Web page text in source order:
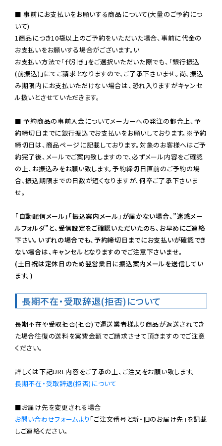
■ 事前にお支払いをお願いする商品について(大量のご予約につ
いて)
1商品につき10袋以上のご予約をいただいた場合、事前に代金の
お支払いをお願いする場合がございます。い
お支払い方法で「代引き」をご選択いただいた際でも、「銀行振込
(前振込)」にてご請求となりますので、ご了承下さいませ。尚、振込
み期限内にお支払いただけない場合は、恐れ入りますがキャンセ
ル扱いとさせていただきます。
■ 予約商品の事前入金についてメーカーへの発注の都合上、予
約締切日までに銀行振込でお支払いをお願いしております。※予約
締切日は、商品ページに記載しております。対象のお客様へはご予
約完了後、メールでご案内致しますので、必ずメール内容をご確認
の上、お振込みをお願い致します。予約締切日直前のご予約の場
合、振込期限までの日数が短くなりますが、何卒ご了承下さいま
せ。
「自動配信メール」「振込案内メール」が届かない場合、”迷惑メー
ルフォルダ”と、受信設定をご確認いただいたのち、お早めにご連絡
下さい。いずれの場合でも、予約締切日までにお支払いが確認でき
ない場合は、キャンセルとなりますのでご注意下さいませ。
(土日祝は定休日のため翌営業日に振込案内メールを送信してい
ます。)
長期不在・受取辞退(拒否)について
長期不在や受取拒否(拒否)で運送業者様より商品が返送されてき
た場合往復の送料を実費金額でご請求させて頂きますのでご注意
ください。
長期不在・受取辞退(拒否)について
お問い合わせフォームより 「ご注文番号と新・旧のお届け先」を記載
しご連絡ください。